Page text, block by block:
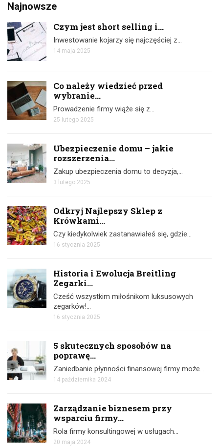
Najnowsze
Czym jest short selling i...
Inwestowanie kojarzy się najczęściej z…
14 maja 2025
Co należy wiedzieć przed
wybranie...
Prowadzenie firmy wiąże się z…
25 lutego 2025
Ubezpieczenie domu – jakie
rozszerzenia...
Zakup ubezpieczenia domu to decyzja,…
3 lutego 2025
Odkryj Najlepszy Sklep z
Krówkami...
Czy kiedykolwiek zastanawiałeś się, gdzie…
16 stycznia 2025
Historia i Ewolucja Breitling
Zegarki...
Cześć wszystkim miłośnikom luksusowych
zegarków!…
16 stycznia 2025
5 skutecznych sposobów na
poprawę...
Zaniedbanie płynności finansowej firmy może…
14 października 2024
Zarządzanie biznesem przy
wsparciu firmy...
Rola firmy konsultingowej w usługach…
20 maja 2024